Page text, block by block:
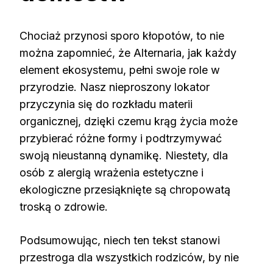
Chociaż przynosi sporo kłopotów, to nie
można zapomnieć, że Alternaria, jak każdy
element ekosystemu, pełni swoje role w
przyrodzie. Nasz nieproszony lokator
przyczynia się do rozkładu materii
organicznej, dzięki czemu krąg życia może
przybierać różne formy i podtrzymywać
swoją nieustanną dynamikę. Niestety, dla
osób z alergią wrażenia estetyczne i
ekologiczne przesiąknięte są chropowatą
troską o zdrowie.
Podsumowując, niech ten tekst stanowi
przestroga dla wszystkich rodziców, by nie